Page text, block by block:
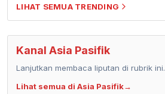
LIHAT SEMUA TRENDING
Kanal Asia Pasifik
Lanjutkan membaca liputan di rubrik ini.
Lihat semua di Asia Pasifik→